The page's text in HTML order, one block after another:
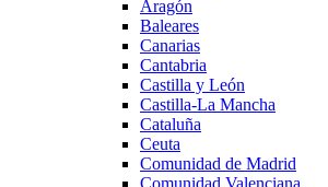
Aragón
Baleares
Canarias
Cantabria
Castilla y León
Castilla-La Mancha
Cataluña
Ceuta
Comunidad de Madrid
Comunidad Valenciana